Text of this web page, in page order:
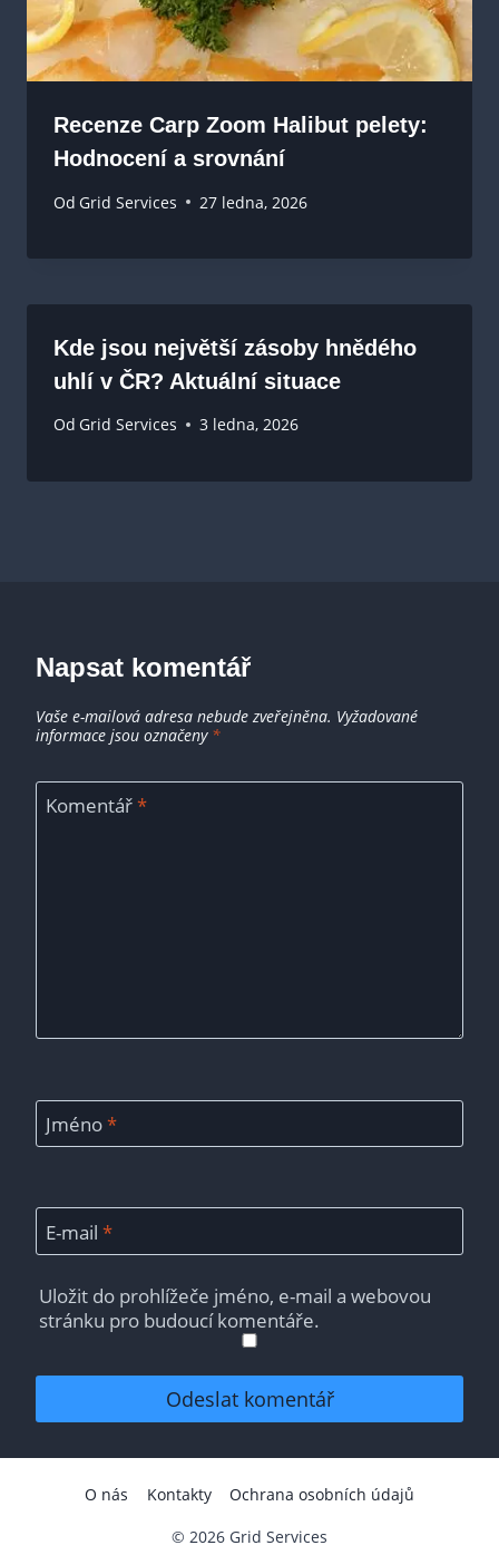
Recenze Carp Zoom Halibut pelety:
Hodnocení a srovnání
Od Grid Services 27 ledna, 2026
Kde jsou největší zásoby hnědého
uhlí v ČR? Aktuální situace
Od Grid Services 3 ledna, 2026
Napsat komentář
Vaše e-mailová adresa nebude zveřejněna. Vyžadované
informace jsou označeny *
Komentář*
Jméno*
E-mail *
Uložit do prohlížeče jméno, e-mail a webovou
stránku pro budoucí komentáře.
O nás Kontakty
Ochrana osobních údajů
© 2026 Grid Services